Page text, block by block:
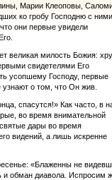
Марии Клеоповы,
ко гробу Господню с ними.
они первые увидели
великая милость Божия:
свидетелями Его
усопшему Господу, первые
о том, что Он жив.
спасутся!» Как часто, в
во время внимательной
дары во время
видений, а лишь искренне
«Блаженны не
и обман диавола. Испросим